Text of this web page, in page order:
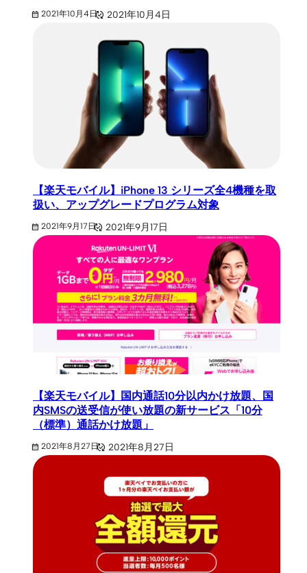
2021年10月4日 2021年10月4日
【楽天モバイル】iPhone 13 シリーズ全4機種を取
扱い、アップグレードプログラム対象
2021年9月17日 2021年9月17日
【楽天モバイル】国内通話10分以内かけ放題、国
内SMSの送受信が使い放題の新サービス「10分
（標準）通話かけ放題」
2021年8月27日 2021年8月27日